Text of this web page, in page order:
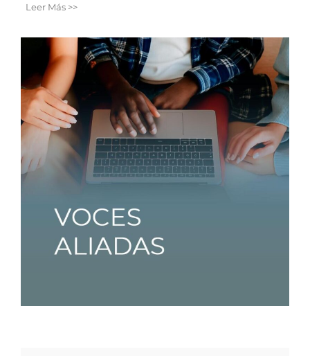
Leer Más >>